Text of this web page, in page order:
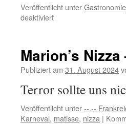
Veröffentlicht unterGastronomie
deaktiviertfür
einem
guten
Marion’s
Publiziert am 31. August 2024
Terror sollte uns
Veröffentlicht unter--.--
Karneval, matisse, nizza |